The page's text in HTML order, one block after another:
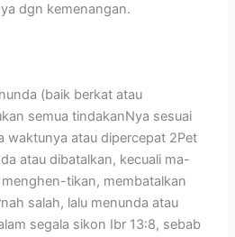
dgn kemenangan.
(baik berkat atau
semua tindakanNya sesuai
waktunya atau dipercepat 2Pet
atau dibatalkan, kecuali ma-
tikan, membatalkan
salah, lalu menunda atau
segala sikon Ibr 13:8, sebab